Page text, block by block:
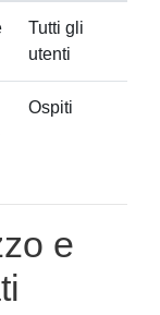
Tutti gli
utenti
Ospiti
e